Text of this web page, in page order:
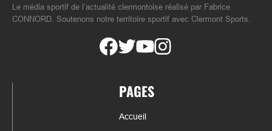
Le média sportif de l’actualité clermontoise réalisé par Fabrice
CONNORD. Soutenons notre territoire sportif avec Clermont Sports.
PAGES
Accueil